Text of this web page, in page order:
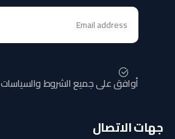
أوافق على جميع الشروط والسياسات
جهات الاتصال